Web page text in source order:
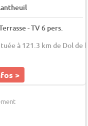
- TV 6 pers.
à 121.3 km de Dol de
>